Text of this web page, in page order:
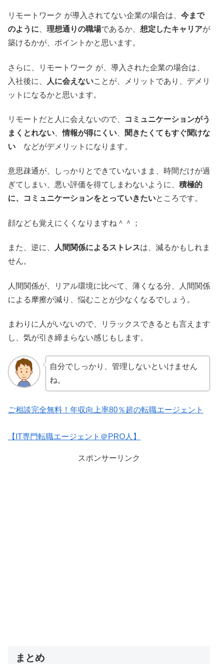
リモートワーク が導入されてない企業の場合は、 今まで
のように
理想通りの職場であるか、 想定したキャリアが
築けるかが、ポイントかと思います。
さらに、リモートワーク が、導入された企業の場合は、
入社後に、
人に会えないことが、メリットであり、デメリ
ットになるかと思います。
リモートだと人に会えないので、
コミュニケーションがう
まくとれない 、情報が得にくい
聞きたくてもすぐ聞けな
い などがデメリットになります。
意思疎通が、しっかりとできていないまま、時間だけが過
ぎてしまい、悪い評価を得てしまわないように、 積極的
に、コミュニケーションをとっていきたいところです。
顔なども覚えにくくなりますね＾＾；
また、逆に、 人間関係によるストレスは、減るかもしれま
せん。
人間関係が、リアル環境に比べて、薄くなる分、人間関係
による摩擦が減り、悩むことが少なくなるでしょう。
まわりに人がいないので、リラックスできるとも言えます
し、気が引き締まらない感じもします。
自分でしっかり、管理しないといけません
ね。
ご相談完全無料！年収向上率80％超の転職エージェント
【IT専門転職エージェント＠PRO人】
スポンサーリンク
まとめ